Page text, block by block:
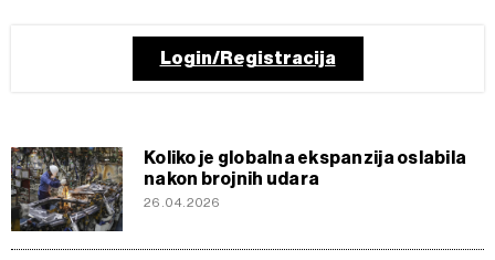
Login/Registracija
Koliko je globalna ekspanzija oslabila
nakon brojnih udara
26.04.2026